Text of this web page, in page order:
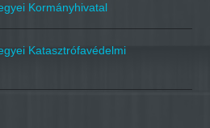
Kormányhivatal
Katasztrófavédelmi